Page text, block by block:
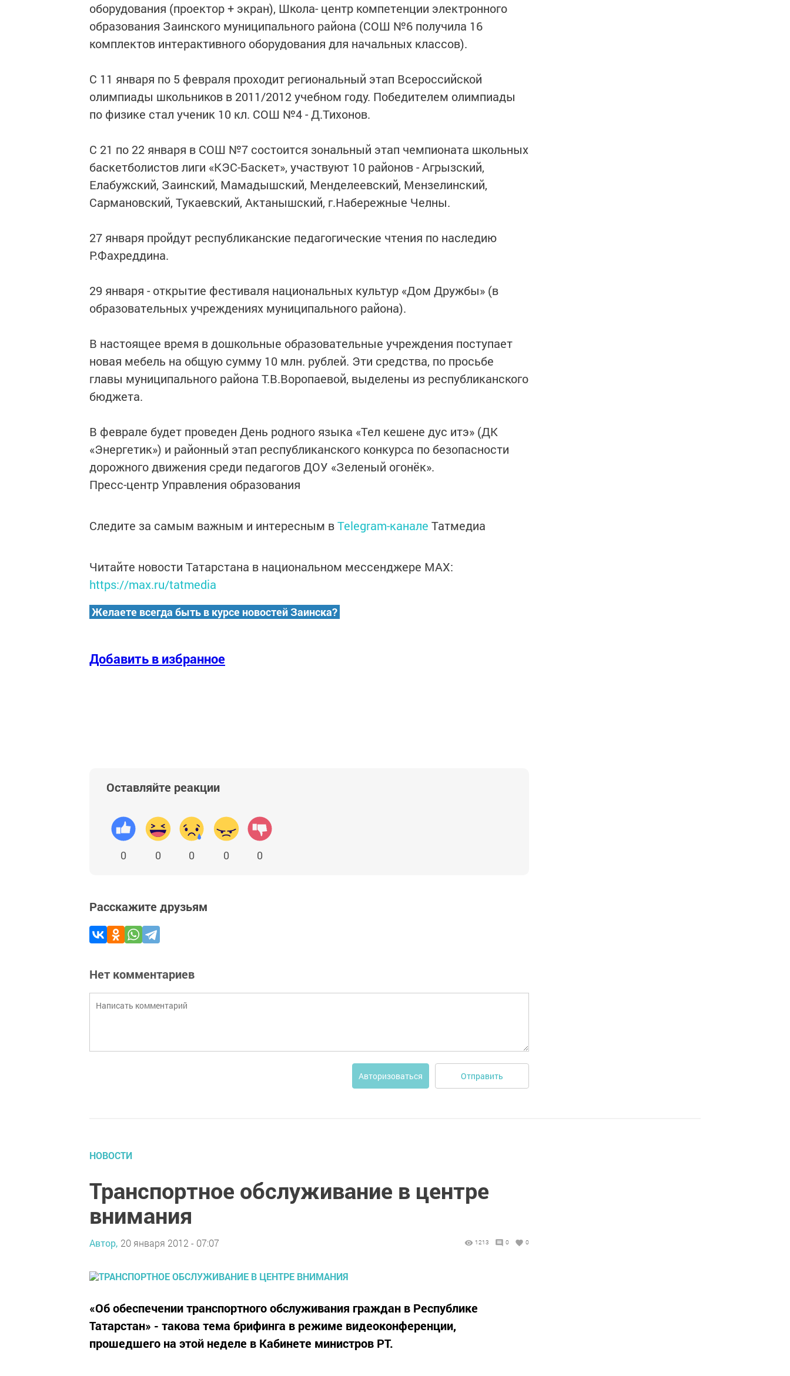
оборудования (проектор + экран), Школа- центр компетенции электронного
образования Заинского муниципального района (СОШ №6 получила 16
комплектов интерактивного оборудования для начальных классов).
С 11 января по 5 февраля проходит региональный этап Всероссийской
олимпиады школьников в 2011/2012 учебном году. Победителем олимпиады
по физике стал ученик 10 кл. СОШ №4 - Д.Тихонов.
С 21 по 22 января в СОШ №7 состоится зональный этап чемпионата школьных
баскетболистов лиги «КЭС-Баскет», участвуют 10 районов - Агрызский,
Елабужский, Заинский, Мамадышский, Менделеевский, Мензелинский,
Сармановский, Тукаевский, Актанышский, г.Набережные Челны.
27 января пройдут республиканские педагогические чтения по наследию
Р.Фахреддина.
29 января - открытие фестиваля национальных культур «Дом Дружбы» (в
образовательных учреждениях муниципального района).
В настоящее время в дошкольные образовательные учреждения поступает
новая мебель на общую сумму 10 млн. рублей. Эти средства, по просьбе
главы муниципального района Т.В.Воропаевой, выделены из республиканского
бюджета.
В феврале будет проведен День родного языка «Тел кешене дус итэ» (ДК
«Энергетик») и районный этап республиканского конкурса по безопасности
дорожного движения среди педагогов ДОУ «Зеленый огонёк».
Пресс-центр Управления образования
Следите за самым важным и интересным вTelegram-канале Татмедиа
Читайте новости Татарстана в национальном мессенджере MАХ:
https://max.ru/tatmedia
Желаете всегда быть в курсе новостей Заинска?
Добавить в избранное
Оставляйте реакции
0 0 0 0 0
Расскажите друзьям
Нет комментариев
Авторизоваться Отправить
НОВОСТИ
Транспортное обслуживание в центре
внимания
Автор, 20 января 2012 - 07:07 1213 0 0
«Об обеспечении транспортного обслуживания граждан в Республике
Татарстан» - такова тема брифинга в режиме видеоконференции,
прошедшего на этой неделе в Кабинете министров РТ.